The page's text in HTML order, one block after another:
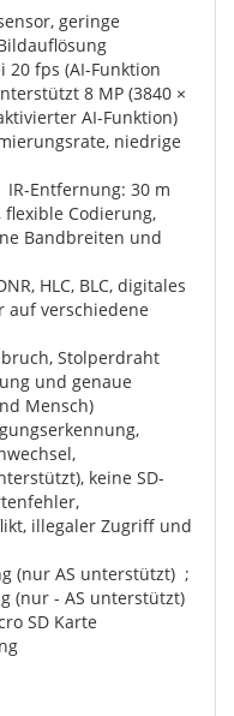
geringe
20 fps (AI-Funktion
8 MP (3840 ×
AI-Funktion)
niedrige
IR-Entfernung: 30 m
flexible Codierung,
Bandbreiten und
HLC, BLC, digitales
auf verschiedene
Stolperdraht
und genaue
Mensch)
keine SD-
illegaler Zugriff und
(nur AS unterstützt) ;
(nur - AS unterstützt)
SD Karte